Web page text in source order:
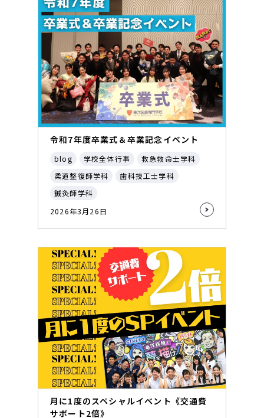
令和7年度卒業式＆卒業記念イベント
blog 学校全体行事
救急救命士学科
柔道整復師学科
歯科技工士学科
鍼灸師学科
2026年3月26日
月に1度のスペシャルイベント《交通費
サポート2倍》